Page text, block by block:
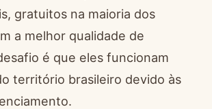
gratuitos na maioria dos
a melhor qualidade de
é que eles funcionam
território brasileiro devido às